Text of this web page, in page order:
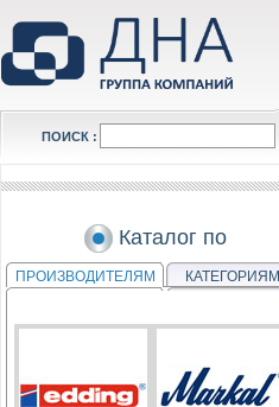
ПОИСК :
Каталог по
ПРОИЗВОДИТЕЛЯМ КАТЕГОРИЯМ